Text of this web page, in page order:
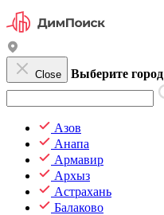
Close Выберите город
Азов
Анапа
Армавир
Архыз
Астрахань
Балаково